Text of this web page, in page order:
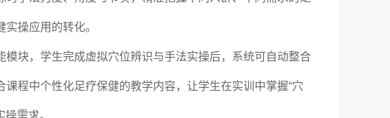
操应用的转化。
块，学生完成虚拟穴位辨识与手法实操后，系统可自动整合
程中个性化足疗保健的教学内容，让学生在实训中掌握“穴
需求。